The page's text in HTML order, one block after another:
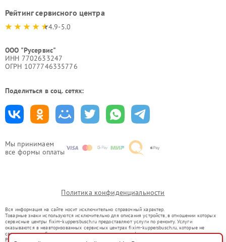
Мы принимаем
все формы оплаты
Рейтинг сервисного центра
4.9-5.0
ООО "Русервис"
ИНН 7702633247
ОГРН 1077746335776
Поделиться в соц. сетях:
Политика конфиденциальности
Вся информация на сайте носит исключительно справочный характер.
Товарные знаки используются исключительно для описания устройств, в отношении которых
сервисные центры fixim-kuppersbusch.ru предоставляют услуги по ремонту. Услуги
оказываются в неавторизованных сервисных центрах fixim-kuppersbusch.ru, которые не
связаны с правообладателями товарных знаков или их официальными представителями.
Ремонт осуществляется для устройств, уже введенных в гражданский оборот в соответствии